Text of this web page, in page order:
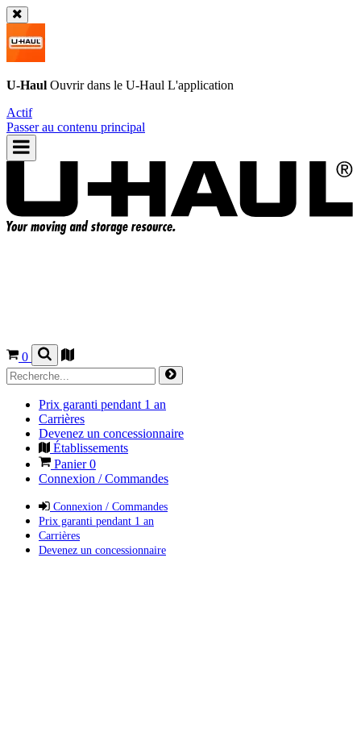
U-Haul Ouvrir dans le U-Haul L'application
Actif
Passer au contenu principal
0
Prix garanti pendant 1 an
Carrières
Devenez un concessionnaire
Établissements
Panier0
Connexion / Commandes
Connexion / Commandes
Prix garanti pendant 1 an
Carrières
Devenez un concessionnaire